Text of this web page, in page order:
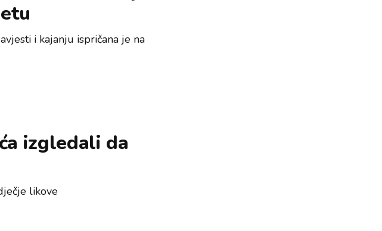
i kajanju ispričana je na
izgledali da
likove